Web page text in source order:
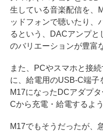
生している音楽配信を、
ッドフォンで聴いたり、
るという、DACアンプ
のバリエーションが豊富
また、PCやスマホと接
に、給電用のUSB-C端子
M17になったDCアダプ
Cから充電・給電するよ
M17でもそうだったが、